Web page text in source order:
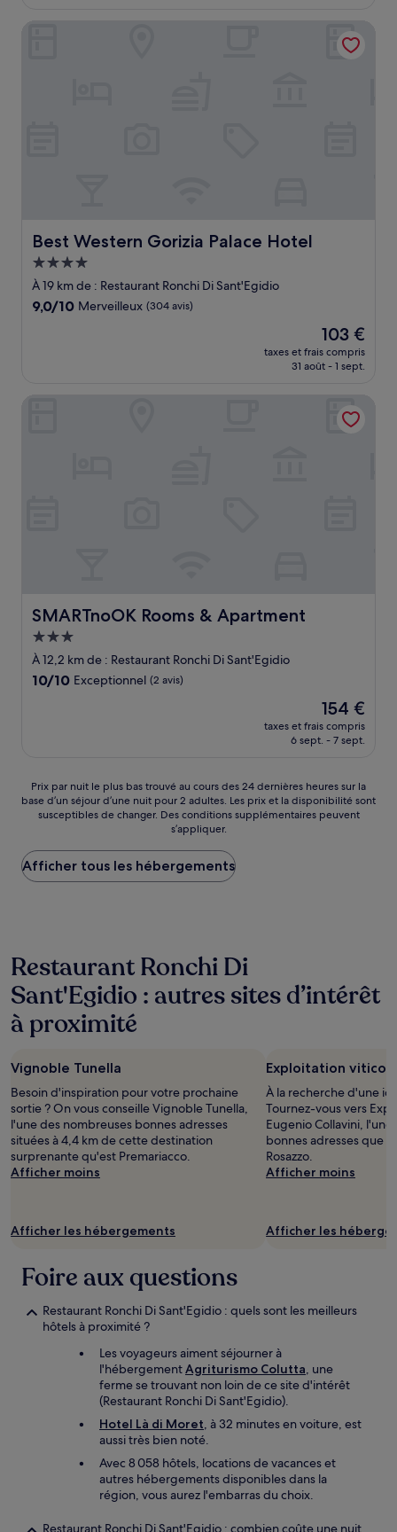
de
144 €
Best Western Gorizia Palace Hotel
Best Western Gorizia Palace Hotel
Hébergement
4.0 étoiles
À 19 km de : Restaurant Ronchi Di Sant'Egidio
9.0
9,0/10 Merveilleux (304 avis)
Le
nouveau
prix
de
103 €
103 €
taxes et frais compris
31 août - 1 sept.
SMARTnoOK Rooms & Apartment
SMARTnoOK Rooms & Apartment
Hébergement
3.0 étoiles
À 12,2 km de : Restaurant Ronchi Di Sant'Egidio
10.0
10/10 Exceptionnel (2 avis)
Le
nouveau
prix
154 €
154 €
taxes et frais compris
6 sept. - 7 sept.
Prix
par
nuit
plus
bas
trouvé
heures
sur
la
d’un
séjour
nuit
pour
2 adultes.
Les
prix
et
la
de
Des
conditions
peuvent
s’appliquer.
Prix par nuit le plus bas trouvé au cours des 24 dernières heures sur la
base d’un séjour d’une nuit pour 2 adultes. Les prix et la disponibilité sont
susceptibles de changer. Des conditions supplémentaires peuvent
s’appliquer.
Afficher tous les hébergements
Restaurant Ronchi Di
Sant'Egidio : autres sites d’intérêt
à proximité
Vignoble Tunella
Besoin d'inspiration pour votre prochaine
sortie ? On vous conseille Vignoble Tunella,
l'une des nombreuses bonnes adresses
situées à 4,4 km de cette destination
surprenante qu'est Premariacco.
Afficher moins
Afficher les hébergements
Exploitation
À la recherche d'une
Tournez-vous vers
Eugenio Collavini,
bonnes adresses que
Rosazzo.
Afficher moins
Afficher les
Foire aux questions
Restaurant Ronchi Di Sant'Egidio : quels sont les meilleurs
hôtels à proximité ?
Les voyageurs aiment séjourner à
l'hébergementAgriturismo Colutta, une
ferme se trouvant non loin de ce site d'intérêt
(Restaurant Ronchi Di Sant'Egidio).
Hotel Là di Moret, à 32 minutes en voiture, est
aussi très bien noté.
Avec 8 058 hôtels, locations de vacances et
autres hébergements disponibles dans la
région, vous aurez l'embarras du choix.
Restaurant Ronchi Di Sant'Egidio : combien coûte une nuit